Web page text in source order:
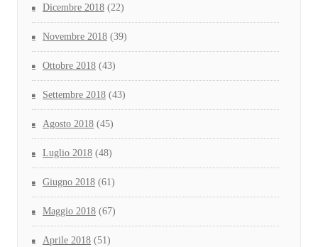
Dicembre 2018 (22)
Novembre 2018 (39)
Ottobre 2018 (43)
Settembre 2018 (43)
Agosto 2018 (45)
Luglio 2018 (48)
Giugno 2018 (61)
Maggio 2018 (67)
Aprile 2018 (51)